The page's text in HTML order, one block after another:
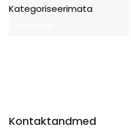
Kategoriseerimata
Kontaktandmed